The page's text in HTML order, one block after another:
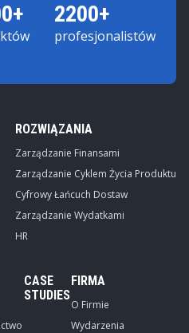
2200+
profesjonalistów
ROZWIĄZANIA
Zarządzanie Finansami
Zarządzanie Cyklem Życia Produktu
Cyfrowy Łańcuch Dostaw
Zarządzanie Wydatkami
HR
CASE
STUDIES
FIRMA
O Firmie
Wydarzenia